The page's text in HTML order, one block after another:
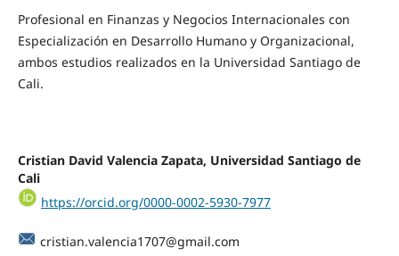
Profesional en Finanzas y Negocios Internacionales con
Especialización en Desarrollo Humano y Organizacional,
ambos estudios realizados en la Universidad Santiago de
Cali.
Cristian David Valencia Zapata, Universidad Santiago de
Cali
https://orcid.org/0000-0002-5930-7977
cristian.valencia1707@gmail.com